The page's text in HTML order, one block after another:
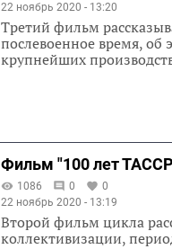
22 ноябрь 2020 - 13:20
Третий фильм
послевоенное время, об
крупнейших
Фильм "100 лет
1086 0
0
22 ноябрь 2020 - 13:19
Второй фильм цикла
коллективизации,